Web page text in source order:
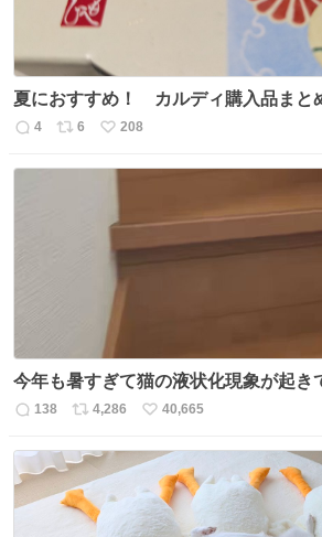
夏におすすめ！ カルディ購入品まと
返
4
リ
6
い
208
今年も暑すぎて猫の液状化現象が起き
返
138
リ
ス
ト
数
4,286
い
ね
数
40,665